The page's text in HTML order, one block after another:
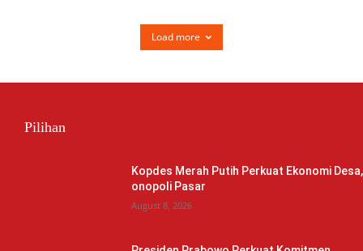
Load more
Pilihan
Kopdes Merah Putih Perkuat Ekonomi
onopoli Pasar
August 8, 2026